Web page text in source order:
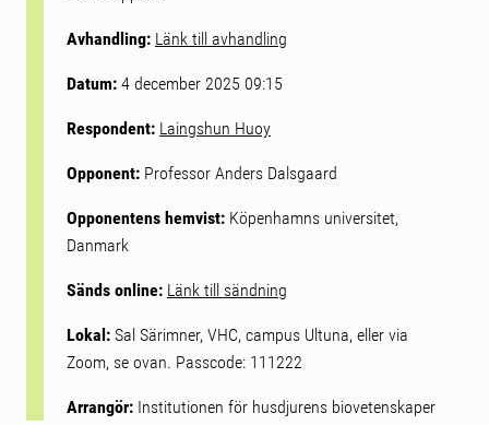
Avhandling: Länk till avhandling
Datum: 4 december 2025 09:15
Respondent: Laingshun Huoy
Opponent: Professor Anders Dalsgaard
Opponentens hemvist: Köpenhamns universitet,
Danmark
Sänds online: Länk till sändning
Lokal: Sal Särimner, VHC, campus Ultuna, eller via
Zoom, se ovan. Passcode: 111222
Arrangör: Institutionen för husdjurens biovetenskaper